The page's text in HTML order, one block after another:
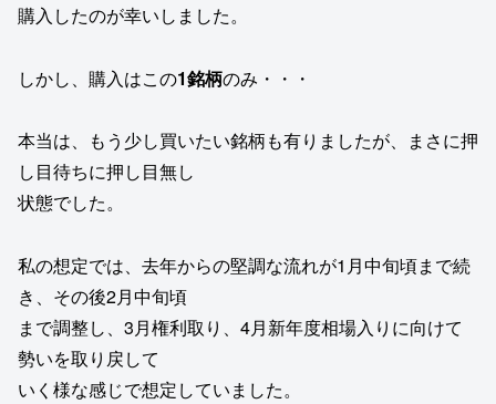
購入したのが幸いしました。
しかし、購入はこの1銘柄のみ・・・
本当は、もう少し買いたい銘柄も有りましたが、まさに押
し目待ちに押し目無し
状態でした。
私の想定では、去年からの堅調な流れが1月中旬頃まで続
き、その後2月中旬頃
まで調整し、3月権利取り、4月新年度相場入りに向けて
勢いを取り戻して
いく様な感じで想定していました。